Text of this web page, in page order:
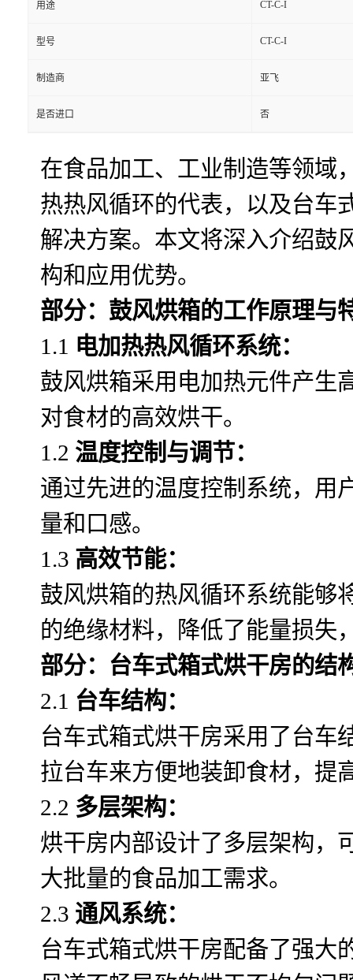
用途 CT-C-I
型号 CT-C-I
制造商 亚飞
是否进口 否
在食品加工、工业制造等领域
热热风循环的代表，以及台车
解决方案。本文将深入介绍鼓
构和应用优势。
部分：鼓风烘箱的工作原理与
1.1 电加热热风循环系统：
鼓风烘箱采用电加热元件产生
对食材的高效烘干。
1.2 温度控制与调节：
通过先进的温度控制系统，用
量和口感。
1.3 高效节能：
鼓风烘箱的热风循环系统能够
的绝缘材料，降低了能量损失
部分：台车式箱式烘干房的结
2.1 台车结构：
台车式箱式烘干房采用了台车
拉台车来方便地装卸食材，提
2.2 多层架构：
烘干房内部设计了多层架构，
大批量的食品加工需求。
2.3 通风系统：
台车式箱式烘干房配备了强大